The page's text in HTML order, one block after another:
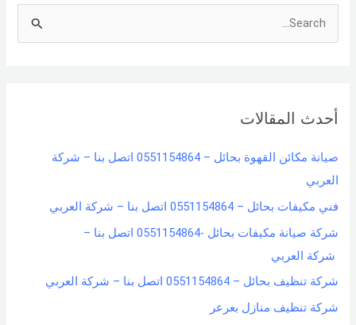
c
f
o
r
:
أحدث المقالات
صيانة مكائن القهوة بحائل – 0551154864 اتصل بنا – شركة
العربي
فني مكيفات بحائل – 0551154864 اتصل بنا – شركة العربي
شركة صيانة مكيفات بحائل -0551154864 اتصل بنا –
شركة العربي
شركة تنظيف بحائل – 0551154864 اتصل بنا – شركة العربي
شركة تنظيف منازل بعرعر